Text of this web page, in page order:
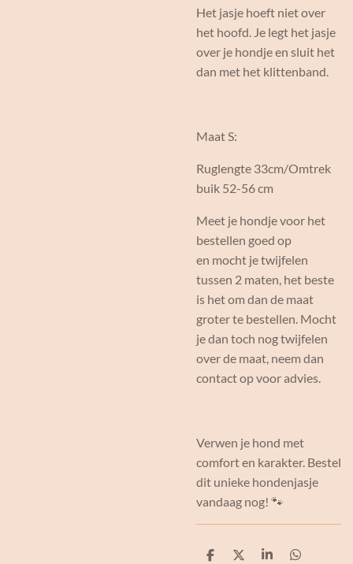
Het jasje hoeft niet over
het hoofd. Je legt het jasje
over je hondje en sluit het
dan met het klittenband.
Maat S:
Ruglengte 33cm/Omtrek
buik 52-56 cm
Meet je hondje voor het
bestellen goed op
en mocht je twijfelen
tussen 2 maten, het beste
is het om dan de maat
groter te bestellen. Mocht
je dan toch nog twijfelen
over de maat, neem dan
contact op voor advies.
Verwen je hond met
comfort en karakter. Bestel
dit unieke hondenjasje
vandaag nog! 🐾
D
D
S
D